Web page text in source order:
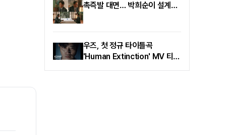
촉즉발 대면… 박희순이 설계한
‘대법원장’ 판 흔든다
우즈, 첫 정규 타이틀곡
'Human Extinction' MV 티저